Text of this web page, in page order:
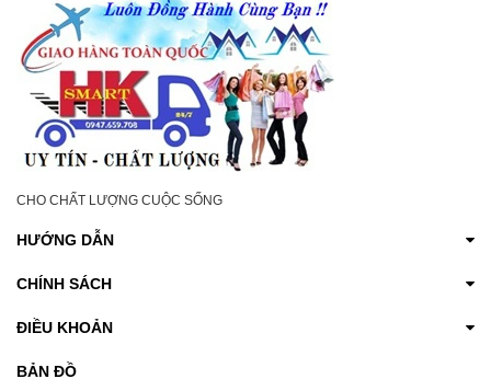
CHO CHẤT LƯỢNG CUỘC SỐNG
HƯỚNG DẪN
CHÍNH SÁCH
ĐIỀU KHOẢN
BẢN ĐỒ